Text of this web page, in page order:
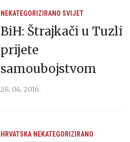
NEKATEGORIZIRANO SVIJET
BiH: Štrajkači u Tuzli
prijete
samoubojstvom
28. 04. 2016.
HRVATSKA NEKATEGORIZIRANO